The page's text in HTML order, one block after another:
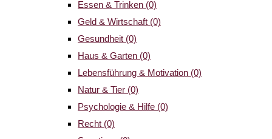
Essen & Trinken (0)
Geld & Wirtschaft (0)
Gesundheit (0)
Haus & Garten (0)
Lebensführung & Motivation (0)
Natur & Tier (0)
Psychologie & Hilfe (0)
Recht (0)